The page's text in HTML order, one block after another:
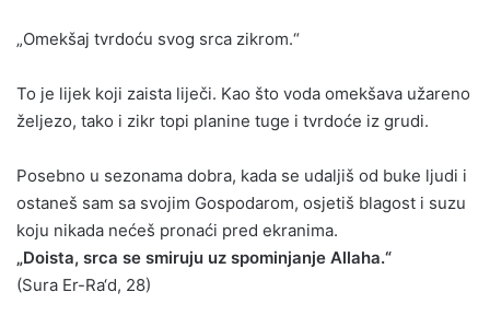
„Omekšaj tvrdoću svog srca zikrom.“
To je lijek koji zaista liječi. Kao što voda omekšava užareno
željezo, tako i zikr topi planine tuge i tvrdoće iz grudi.
Posebno u sezonama dobra, kada se udaljiš od buke ljudi i
ostaneš sam sa svojim Gospodarom, osjetiš blagost i suzu
koju nikada nećeš pronaći pred ekranima.
„Doista, srca se smiruju uz spominjanje Allaha.“
(Sura Er-Ra‘d, 28)